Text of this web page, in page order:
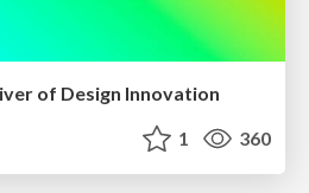
of Design Innovation
1 360